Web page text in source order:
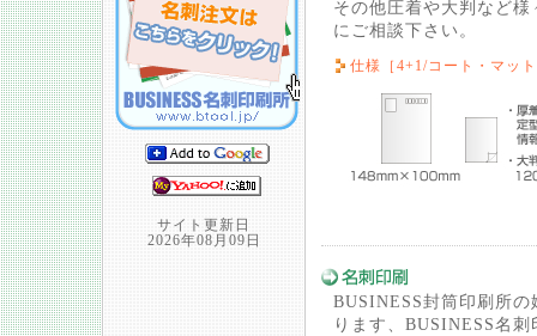
サイト更新日
2026年08月09日
その他圧着や大判など
にご相談下さい。
仕様［4+1/コート・マッ
BUSINESS封筒印刷所の
ります、BUSINESS名